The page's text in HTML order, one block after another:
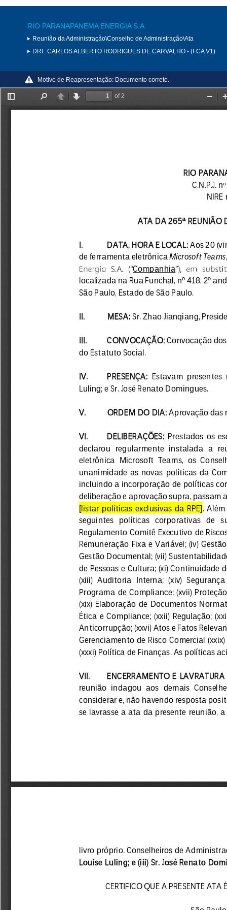
RIO PARANAPANEMA ENERGIA S.A.
Reunião da Administração\Conselho de Administração\Ata
DRI: CARLOS ALBERTO RODRIGUES DE CARVALHO - (FCA V1)
Motivo de Reapresentação: Documento correto.